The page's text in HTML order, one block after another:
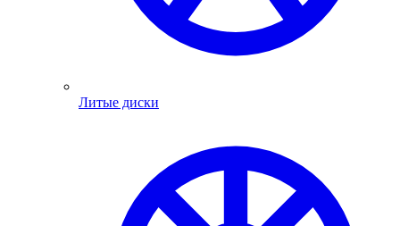
Литые диски